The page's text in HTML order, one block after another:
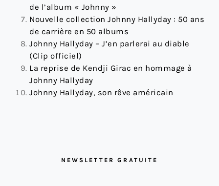
de l’album « Johnny »
Nouvelle collection Johnny Hallyday : 50 ans
de carrière en 50 albums
Johnny Hallyday – J’en parlerai au diable
(Clip officiel)
La reprise de Kendji Girac en hommage à
Johnny Hallyday
Johnny Hallyday, son rêve américain
NEWSLETTER GRATUITE